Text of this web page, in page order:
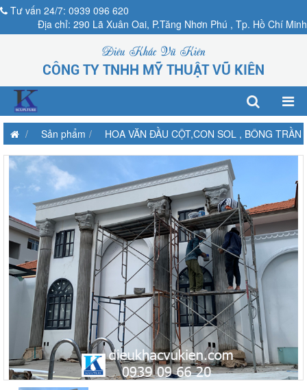
Tư vấn 24/7: 0939 096 620
Địa chỉ: 290 Lã Xuân Oai, P.Tăng Nhơn Phú , Tp. Hồ Chí Minh
Điêu Khắc Vũ Kiên
CÔNG TY TNHH MỸ THUẬT VŨ KIÊN
Sản phẩm HOA VĂN ĐẦU CỘT,CON SOL , BÔNG TRẦN